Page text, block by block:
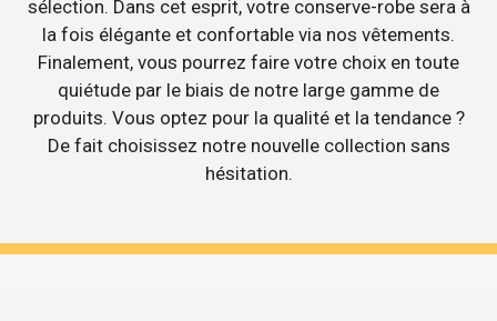
sélection. Dans cet esprit, votre conserve-robe sera à
la fois élégante et confortable via nos vêtements.
Finalement, vous pourrez faire votre choix en toute
quiétude par le biais de notre large gamme de
produits. Vous optez pour la qualité et la tendance ?
De fait choisissez notre nouvelle collection sans
hésitation.